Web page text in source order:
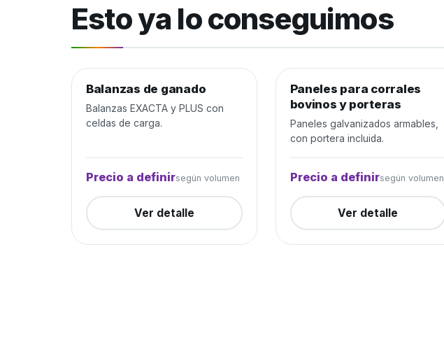
Esto ya lo conseguimos
Manejo de ganado Cerrada
Balanzas de ganado
Balanzas EXACTA y PLUS con
celdas de carga.
Precio a definirsegún volumen
Ver detalle
Manejo de ganado Cerrada
Paneles para corrales
bovinos y porteras
Paneles galvanizados armables,
con portera incluida.
Precio a definirsegún volumen
Ver detalle